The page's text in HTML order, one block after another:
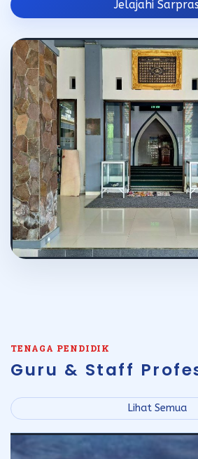
Jelajahi Sarpras
TENAGA PENDIDIK
Guru & Staff
Lihat Semua